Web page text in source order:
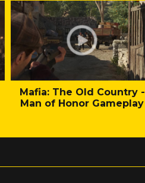
Mafia: The Old Country -
Man of Honor Gameplay